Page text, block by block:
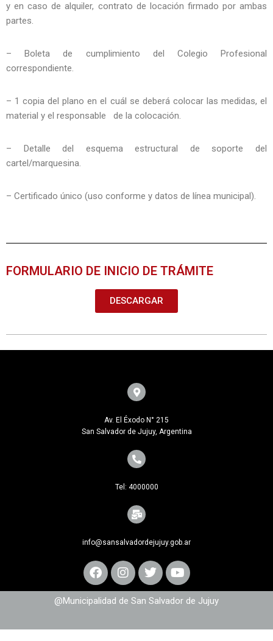
y en caso de alquiler, contrato de locación firmado por ambas
partes.
– Boleta de cumplimiento del Colegio Profesional
correspondiente.
– 1 copia del plano en el cuál se deberá colocar las medidas, el
material y el responsable de la colocación.
– Detalle del esquema estructural de soporte del
cartel/marquesina.
– Certificado único (uso conforme y datos de línea municipal).
FORMULARIO DE INICIO DE TRÁMITE
DESCARGAR
Av. El Éxodo N° 215
San Salvador de Jujuy, Argentina
Tel: 4000000
info@sansalvadordejujuy.gob.ar
@Municipalidad de San Salvador de Jujuy